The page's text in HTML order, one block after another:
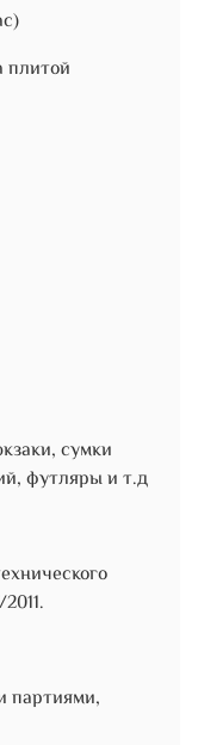
плитой
сумки
футляры и т.д
партиями,